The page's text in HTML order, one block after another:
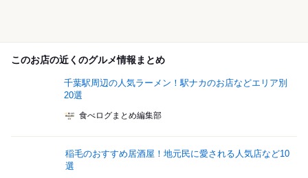
このお店の近くのグルメ情報まとめ
千葉駅周辺の人気ラーメン！駅ナカのお店などエリア別
20選
食べログまとめ編集部
稲毛のおすすめ居酒屋！地元民に愛される人気店など10
選